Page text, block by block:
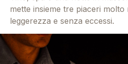
mette insieme tre piaceri
leggerezza e senza eccessi.